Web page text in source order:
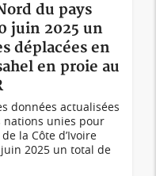
du pays
juin 2025 un
déplacées en
en proie au
données actualisées
nations unies pour
la Côte d’Ivoire
2025 un total de